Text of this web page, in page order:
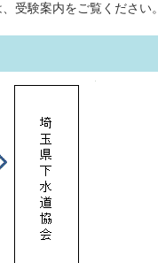
受験案内をご覧ください。